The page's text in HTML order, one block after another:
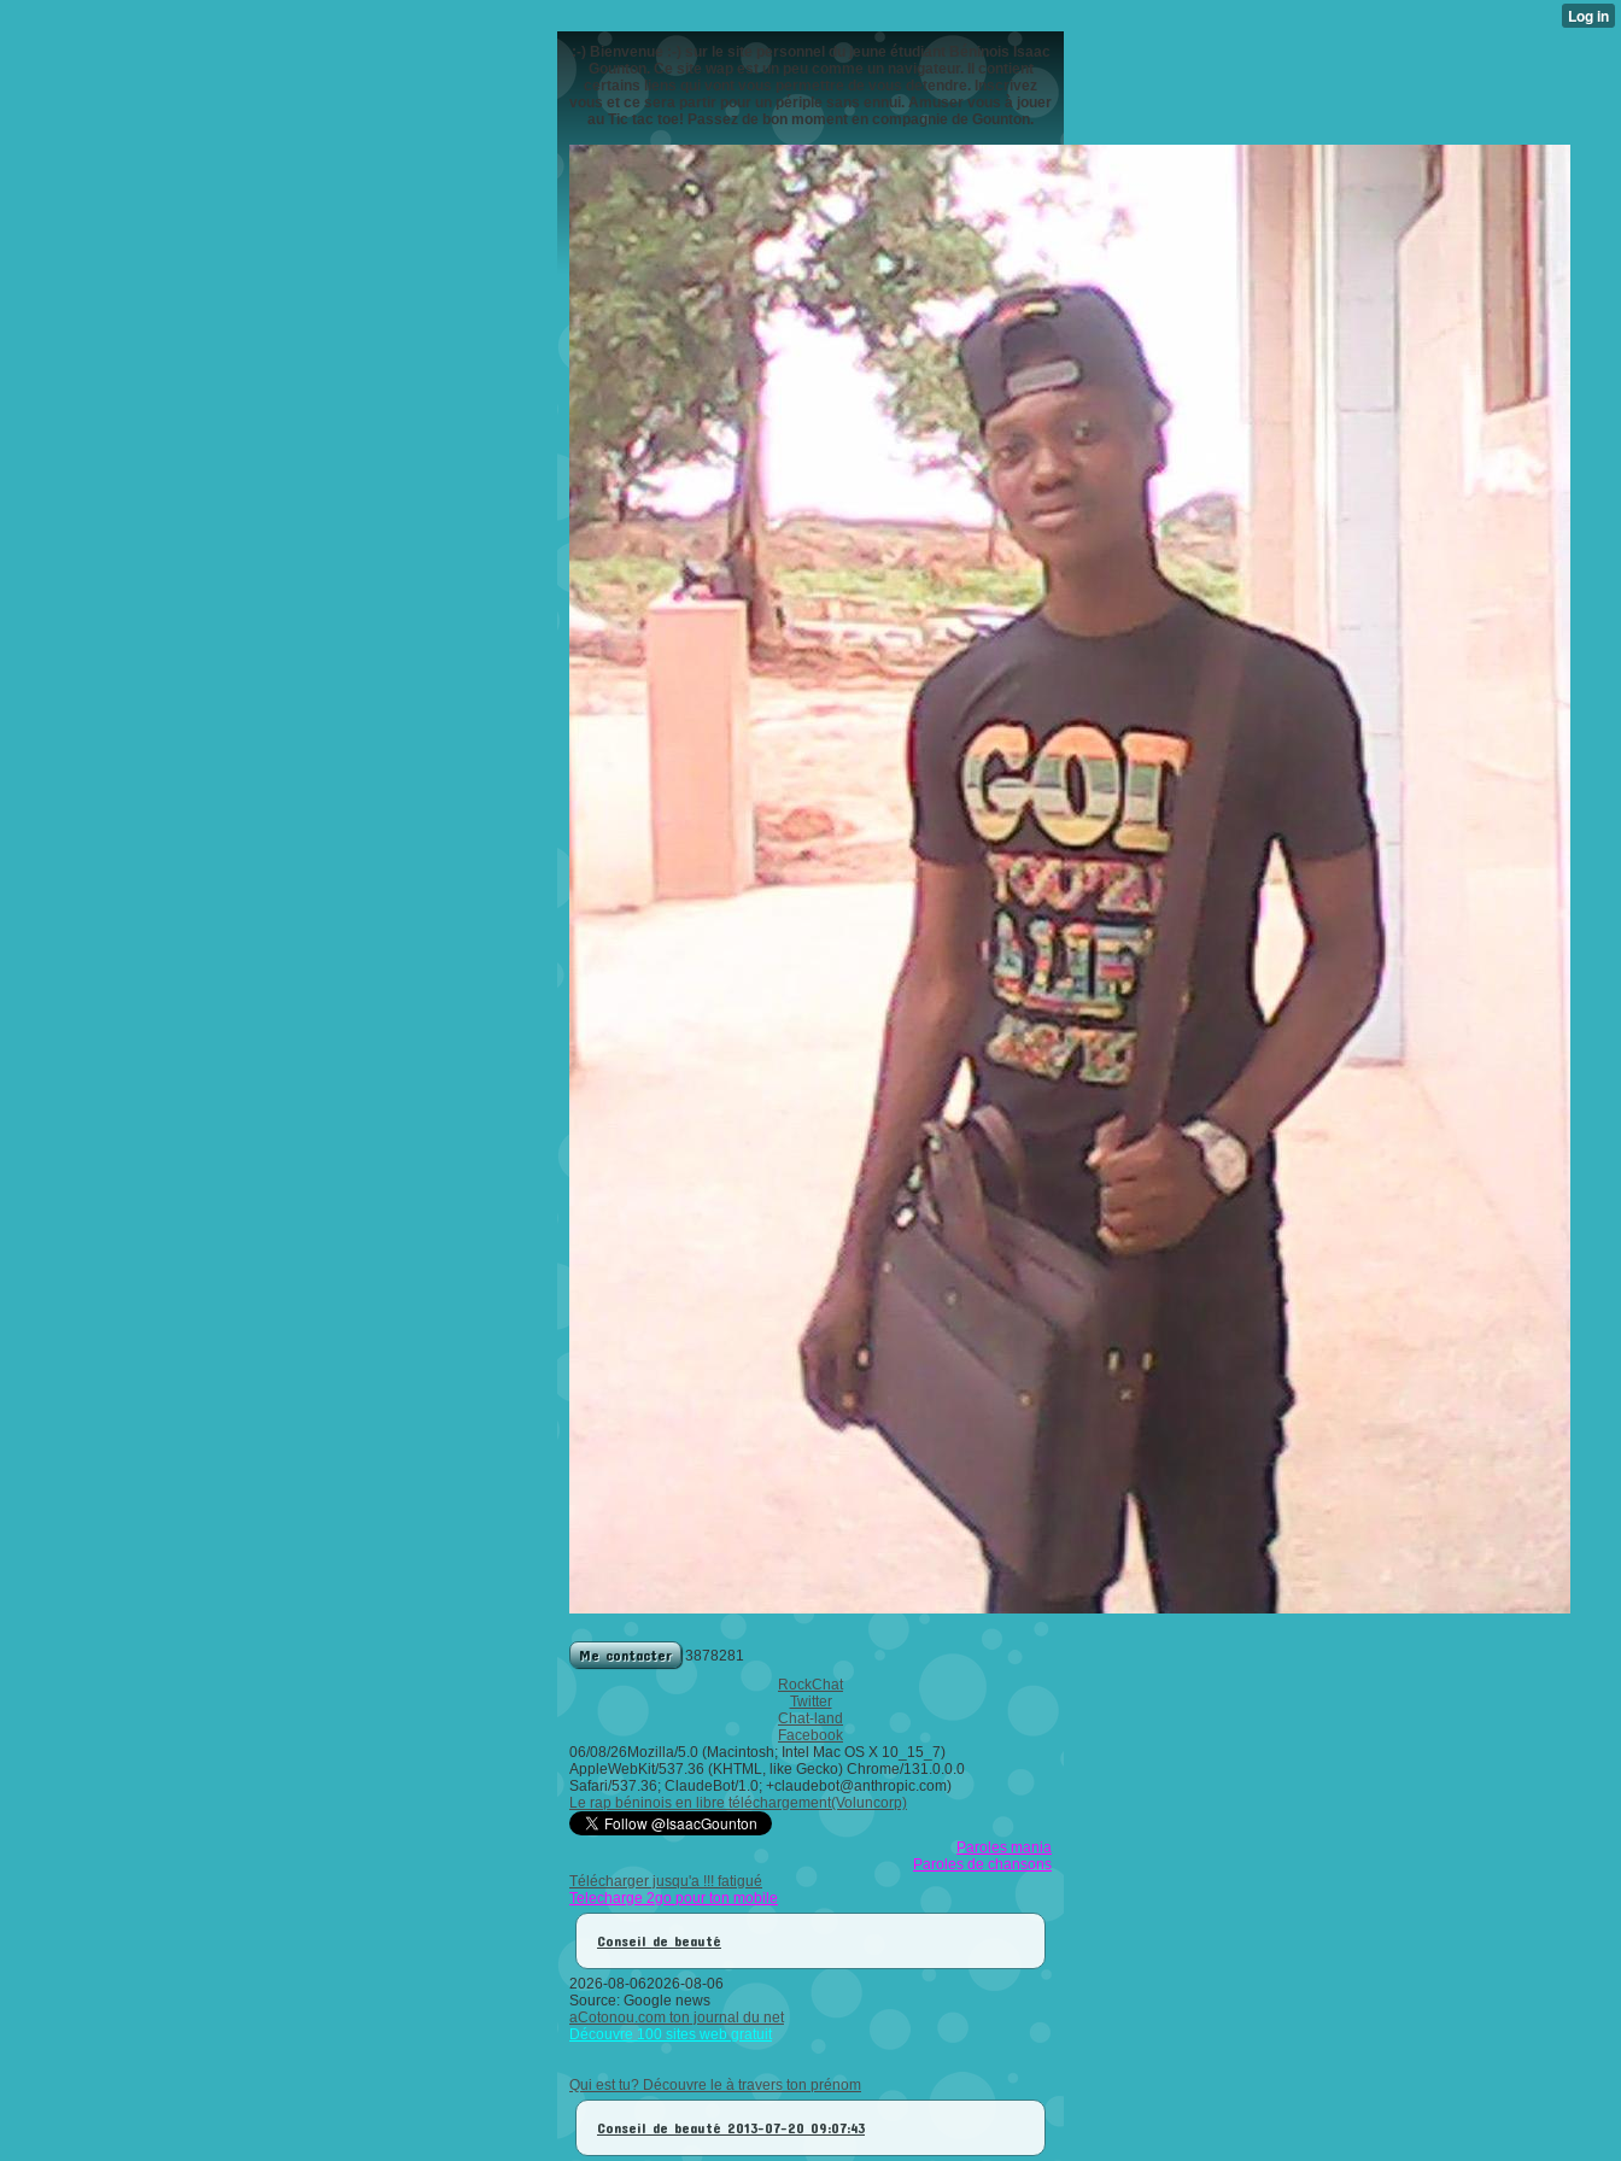
:-) Bienvenue :-) sur le site personnel du jeune étudiant Béninois Isaac
Gounton. Ce site wap est un peu comme un navigateur. Il contient
certains liens qui vont vous permettre de vous detendre. Inscrivez
vous et ce sera partir pour un périple sans ennui. Amuser vous à jouer
au Tic tac toe! Passez de bon moment en compagnie de Gounton.
Me contacter
3878281
RockChat
Twitter
Chat-land
Facebook
06/08/26Mozilla/5.0 (Macintosh; Intel Mac OS X 10_15_7)
AppleWebKit/537.36 (KHTML, like Gecko) Chrome/131.0.0.0
Safari/537.36; ClaudeBot/1.0; +claudebot@anthropic.com)
Le rap béninois en libre téléchargement(Voluncorp)
Paroles mania
Paroles de chansons
Télécharger jusqu'a !!! fatigué
Telecharge 2go pour ton mobile
Conseil de beauté
2026-08-062026-08-06
Source: Google news
aCotonou.com ton journal du net
Découvre 100 sites web gratuit
Qui est tu? Découvre le à travers ton prénom
Conseil de beauté 2013-07-20 09:07:43